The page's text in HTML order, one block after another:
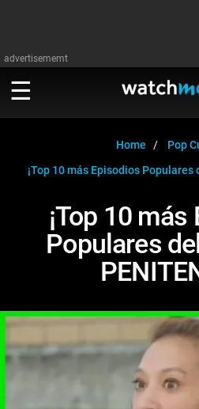
advertisememt
Televisión
Cómics
Música
Celebrodades
Home
Pop
¡Top 10 más Episodios Populares
¡Top 10
Populares